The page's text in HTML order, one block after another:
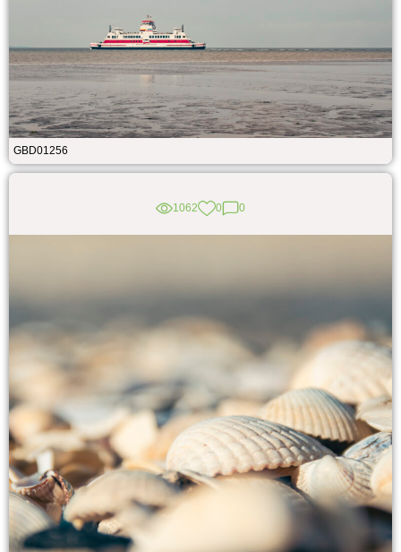
GBD01256
1062 0 0